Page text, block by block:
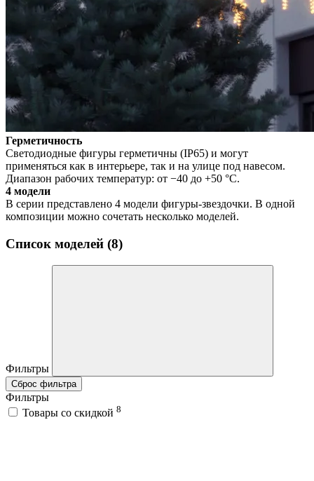
Герметичность
Светодиодные фигуры герметичны (IP65) и могут
применяться как в интерьере, так и на улице под навесом.
Диапазон рабочих температур: от −40 до +50 °C.
4 модели
В серии представлено 4 модели фигуры-звездочки. В одной
композиции можно сочетать несколько моделей.
Список моделей (8)
Фильтры
Сброс фильтра
Фильтры
Товары со скидкой 8